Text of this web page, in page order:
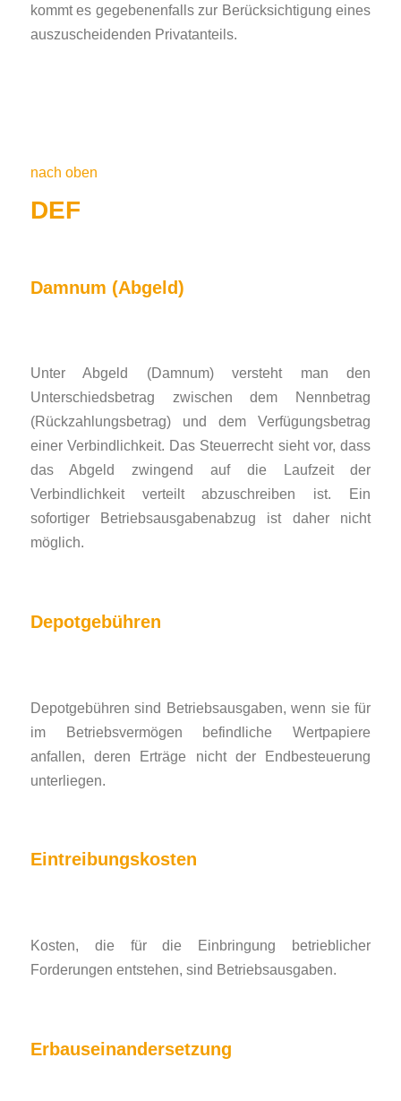
kommt es gegebenenfalls zur Berücksichtigung eines
auszuscheidenden Privatanteils.
nach oben
DEF
Damnum (Abgeld)
Unter Abgeld (Damnum) versteht man den
Unterschiedsbetrag zwischen dem Nennbetrag
(Rückzahlungsbetrag) und dem Verfügungsbetrag
einer Verbindlichkeit. Das Steuerrecht sieht vor, dass
das Abgeld zwingend auf die Laufzeit der
Verbindlichkeit verteilt abzuschreiben ist. Ein
sofortiger Betriebsausgabenabzug ist daher nicht
möglich.
Depotgebühren
Depotgebühren sind Betriebsausgaben, wenn sie für
im Betriebsvermögen befindliche Wertpapiere
anfallen, deren Erträge nicht der Endbesteuerung
unterliegen.
Eintreibungskosten
Kosten, die für die Einbringung betrieblicher
Forderungen entstehen, sind Betriebsausgaben.
Erbauseinandersetzung